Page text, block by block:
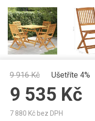
9 916Kč Ušetříte 4%
9 535 Kč
7 880 Kč bez DPH